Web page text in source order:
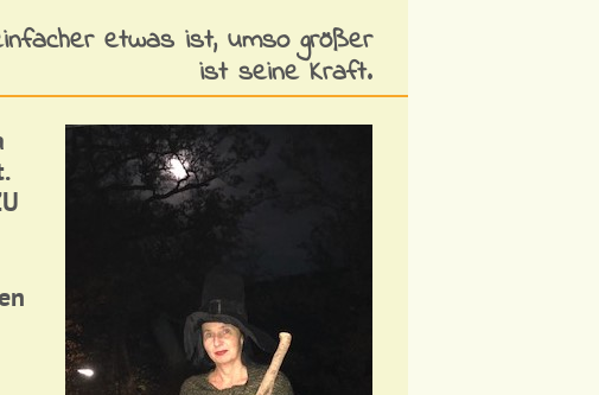
etwas ist, umso größer
ist seine Kraft.